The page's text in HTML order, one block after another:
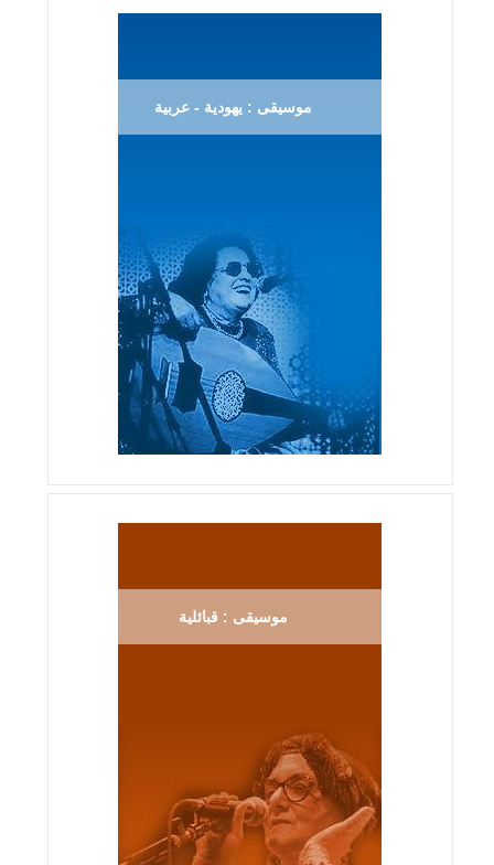
موسيقى : يهودية - عربية
موسيقى : قبائلية